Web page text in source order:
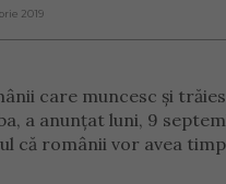
2019
care muncesc și
a anunțat luni, 9
că românii vor avea